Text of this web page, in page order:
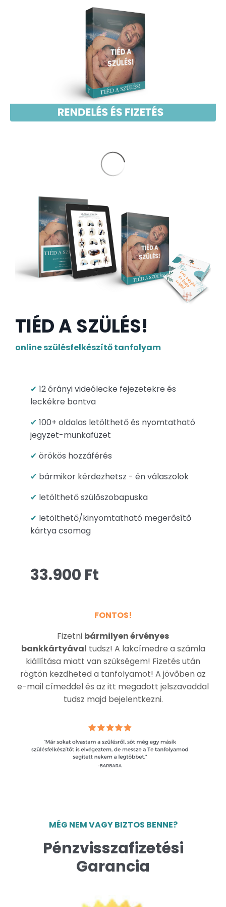
TIÉD A SZÜLÉS!
online szülésfelkészítő tanfolyam
✔ 12 órányi videólecke fejezetekre és
leckékre bontva
✔ 100+ oldalas letölthető és nyomtatható
jegyzet-munkafüzet
✔ örökös hozzáférés
✔ bármikor kérdezhetsz - én válaszolok
✔ letölthető szülőszobapuska
✔ letölthető/kinyomtatható megerősítő
kártya csomag
33.900 Ft
FONTOS!
Fizetni bármilyen érvényes
bankkártyával tudsz! A lakcímedre a számla
kiállítása miatt van szükségem! Fizetés után
rögtön kezdheted a tanfolyamot! A jövőben az
e-mail címeddel és az itt megadott jelszavaddal
tudsz majd bejelentkezni.
MÉG NEM VAGY BIZTOS BENNE?
Pénzvisszafizetési
Garancia